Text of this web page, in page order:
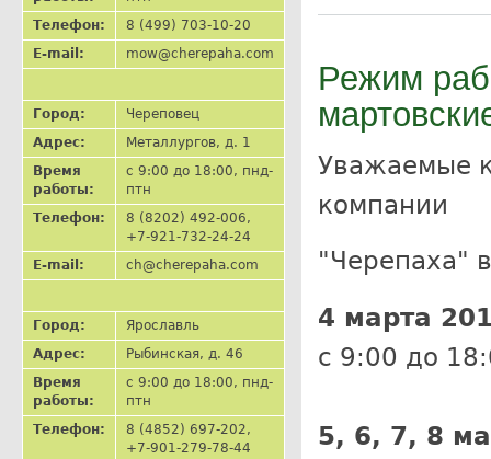
Телефон:
8 (499) 703-10-20
E-mail:
mow@cherepaha.com
Город:
Череповец
Адрес:
Металлургов, д. 1
Время
работы:
с 9:00 до 18:00, пнд-
птн
Телефон:
8 (8202) 492-006,
+7-921-732-24-24
E-mail:
ch@cherepaha.com
Город:
Ярославль
Адрес:
Рыбинская, д. 46
Время
работы:
с 9:00 до 18:00, пнд-
птн
Телефон:
8 (4852) 697-202,
+7-901-279-78-44
Режим
Уважаемые
компании
"Черепаха"
4 марта
с 9:00 до
5, 6, 7, 8